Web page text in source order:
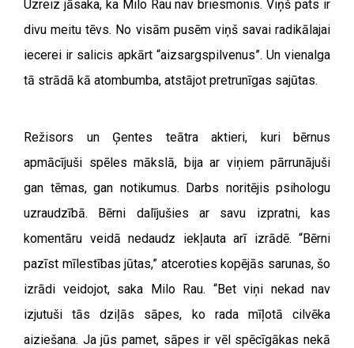
Uzreiz jāsaka, ka Milo Rau nav briesmonis. Viņš pats ir
divu meitu tēvs. No visām pusēm viņš savai radikālajai
iecerei ir salicis apkārt “aizsargspilvenus”. Un vienalga
tā strādā kā atombumba, atstājot pretrunīgas sajūtas.
Režisors un Ģentes teātra aktieri, kuri bērnus
apmācījuši spēles mākslā, bija ar viņiem pārrunājuši
gan tēmas, gan notikumus. Darbs noritējis psihologu
uzraudzībā. Bērni dalījušies ar savu izpratni, kas
komentāru veidā nedaudz iekļauta arī izrādē. “Bērni
pazīst mīlestības jūtas,” atceroties kopējās sarunas, šo
izrādi veidojot, saka Milo Rau. “Bet viņi nekad nav
izjutuši tās dziļās sāpes, ko rada mīļotā cilvēka
aiziešana. Ja jūs pamet, sāpes ir vēl spēcīgākas nekā